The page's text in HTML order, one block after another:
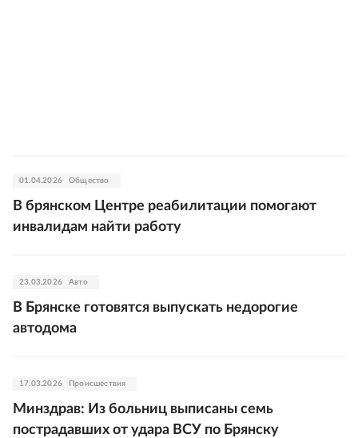
01.04.2026 Общество
В брянском Центре реабилитации помогают
инвалидам найти работу
23.03.2026 Авто
В Брянске готовятся выпускать недорогие
автодома
17.03.2026 Происшествия
Минздрав: Из больниц выписаны семь
пострадавших от удара ВСУ по Брянску